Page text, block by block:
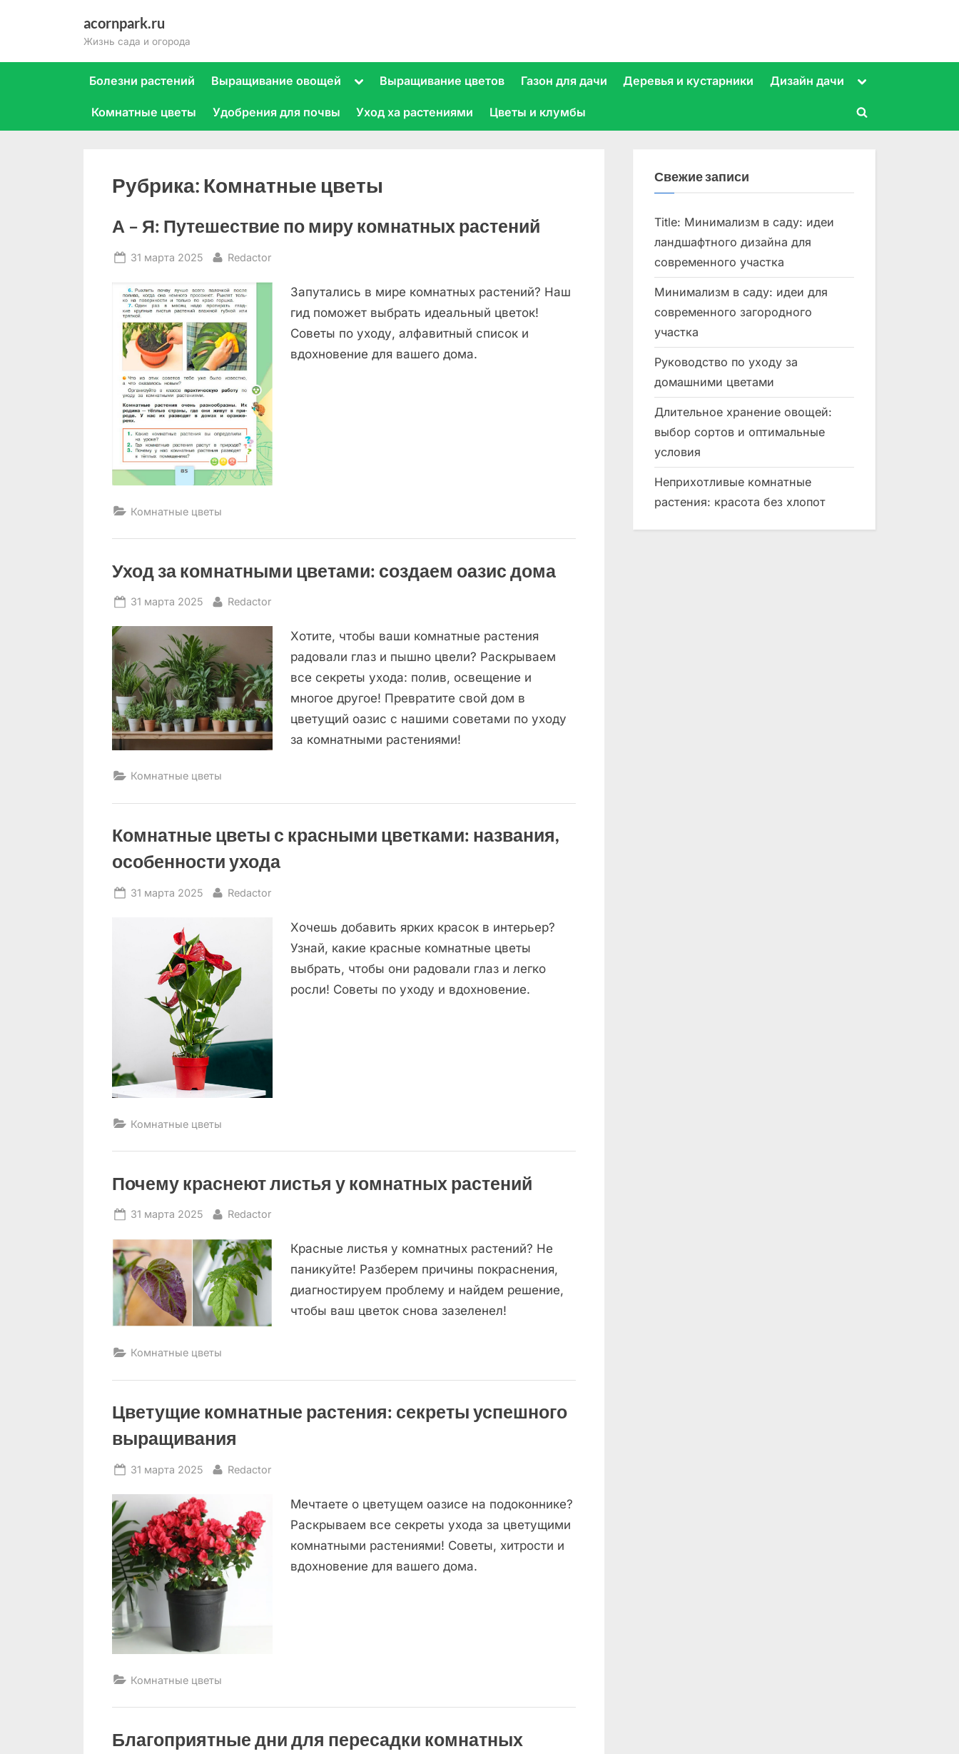
acornpark.ru
Жизнь сада и огорода
Болезни растений Выращивание овощей
ToggleВыращивание цветов Газон для дачи Деревья и кустарники Дизайн дачи
Toggle
menu
Комнатные цветы Удобрения для почвы Уход ха растениями Цветы и клумбы
Toggle
Рубрика: Комнатные цветы
А – Я: Путешествие по миру комнатных растений
Posted
31 марта 2025 By
Redactor
Запутались в мире комнатных растений? Наш
гид поможет выбрать идеальный цветок!
Советы по уходу, алфавитный список и
вдохновение для вашего дома.
Комнатные цветы
Уход за комнатными цветами: создаем оазис дома
Posted
31 марта 2025 By
Redactor
Хотите, чтобы ваши комнатные растения
радовали глаз и пышно цвели? Раскрываем
все секреты ухода: полив, освещение и
многое другое! Превратите свой дом в
цветущий оазис с нашими советами по уходу
за комнатными растениями!
Комнатные цветы
Комнатные цветы с красными цветками: названия,
особенности ухода
Posted
31 марта 2025 By
Redactor
Хочешь добавить ярких красок в интерьер?
Узнай, какие красные комнатные цветы
выбрать, чтобы они радовали глаз и легко
росли! Советы по уходу и вдохновение.
Комнатные цветы
Почему краснеют листья у комнатных растений
Posted
31 марта 2025 By
Redactor
Красные листья у комнатных растений? Не
паникуйте! Разберем причины покраснения,
диагностируем проблему и найдем решение,
чтобы ваш цветок снова зазеленел!
Комнатные цветы
Цветущие комнатные растения: секреты успешного
выращивания
Posted
31 марта 2025 By
Redactor
Мечтаете о цветущем оазисе на подоконнике?
Раскрываем все секреты ухода за цветущими
комнатными растениями! Советы, хитрости и
вдохновение для вашего дома.
Комнатные цветы
Благоприятные дни для пересадки комнатных
Свежие записи
Title: Минимализм в саду: идеи
ландшафтного дизайна для
современного участка
Минимализм в саду: идеи для
современного загородного
участка
Руководство по уходу за
домашними цветами
Длительное хранение овощей:
выбор сортов и оптимальные
условия
Неприхотливые комнатные
растения: красота без хлопот